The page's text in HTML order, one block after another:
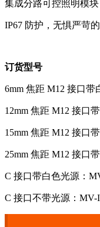
集成分路可控照明模块
IP67 防护，无惧严
订货型号
6mm 焦距 M12 接口带白
12mm 焦距 M12 接口
15mm 焦距 M12 接口
25mm 焦距 M12 接口
C 接口带白色光源
C 接口不带光源：